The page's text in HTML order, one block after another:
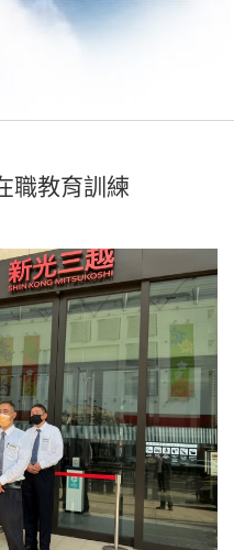
職教育訓練